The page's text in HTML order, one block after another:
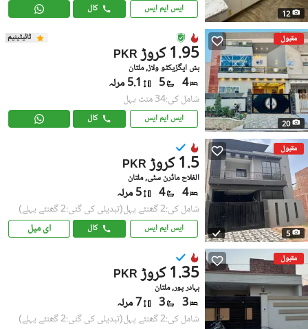
12 ایس ایم ایس کال
مقبول
20
ٹائیٹینیم
PKR 1.95 کروڑ
بش ایگزیکٹو ولاز, ملتان
4
5 5.1 مرلہ
شامل کی:34 منٹ پہل
ایس ایم ایس کال
مقبول
5
PKR 1.5 کروڑ
الفلاح ماڈرن سٹی, ملتان
4
4 5 مرلہ
شامل کی:2 گھنٹے پہل (تبدیلی کی گئی:2 گھنٹے پہلے)
ایس ایم ایس کال ای میل
مقبول
PKR 1.35 کروڑ
بہادر پور, ملتان
3
3 7 مرلہ
شامل کی:2 گھنٹے پہل (تبدیلی کی گئی:2 گھنٹے پہلے)